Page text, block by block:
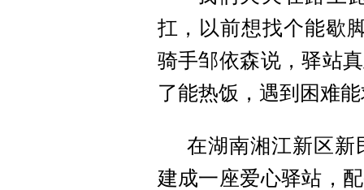
扛，以前想找个能歇
骑手邹依森说，驿站
了能热饭，遇到困难
在湖南湘江新区新
建成一座爱心驿站，